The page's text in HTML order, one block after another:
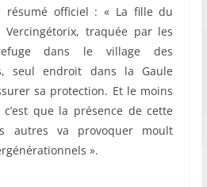
résumé officiel : « La fille du
Vercingétorix, traquée par les
dans le village des
seul endroit dans la Gaule
sa protection. Et le moins
que la présence de cette
autres va provoquer moult
».